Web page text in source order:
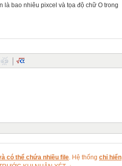
là bao nhiêu pixcel và tọa độ chữ O trong
có thể chứa nhiều file . Hệ thống chỉ hiển